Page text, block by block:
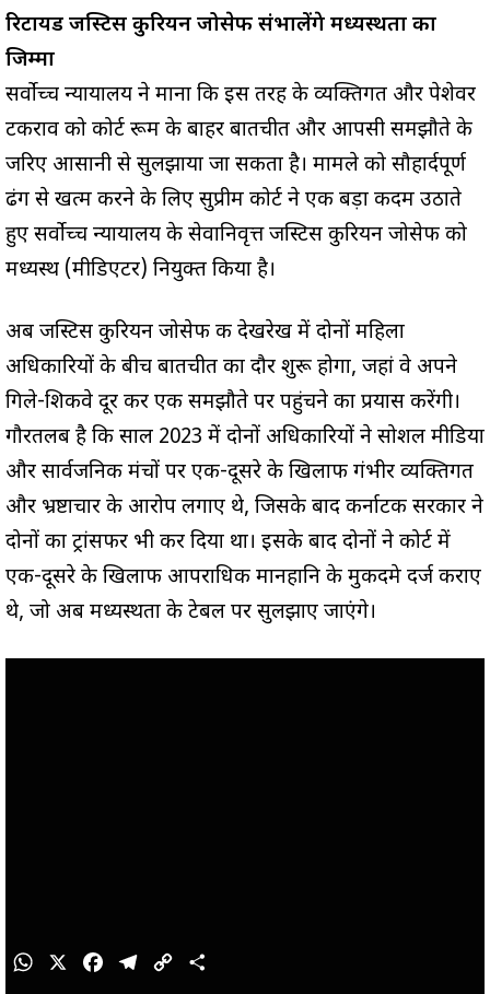
रिटायर्ड जस्टिस कुरियन जोसेफ संभालेंगे मध्यस्थता का
जिम्मा
सर्वोच्च न्यायालय ने माना कि इस तरह के व्यक्तिगत और पेशेवर
टकराव को कोर्ट रूम के बाहर बातचीत और आपसी समझौते के
जरिए आसानी से सुलझाया जा सकता है। मामले को सौहार्दपूर्ण
ढंग से खत्म करने के लिए सुप्रीम कोर्ट ने एक बड़ा कदम उठाते
हुए सर्वोच्च न्यायालय के सेवानिवृत्त जस्टिस कुरियन जोसेफ को
मध्यस्थ (मीडिएटर) नियुक्त किया है।
अब जस्टिस कुरियन जोसेफ की देखरेख में दोनों महिला
अधिकारियों के बीच बातचीत का दौर शुरू होगा, जहां वे अपने
गिले-शिकवे दूर कर एक समझौते पर पहुंचने का प्रयास करेंगी।
गौरतलब है कि साल 2023 में दोनों अधिकारियों ने सोशल मीडिया
और सार्वजनिक मंचों पर एक-दूसरे के खिलाफ गंभीर व्यक्तिगत
और भ्रष्टाचार के आरोप लगाए थे, जिसके बाद कर्नाटक सरकार ने
दोनों का ट्रांसफर भी कर दिया था। इसके बाद दोनों ने कोर्ट में
एक-दूसरे के खिलाफ आपराधिक मानहानि के मुकदमे दर्ज कराए
थे, जो अब मध्यस्थता के टेबल पर सुलझाए जाएंगे।
W